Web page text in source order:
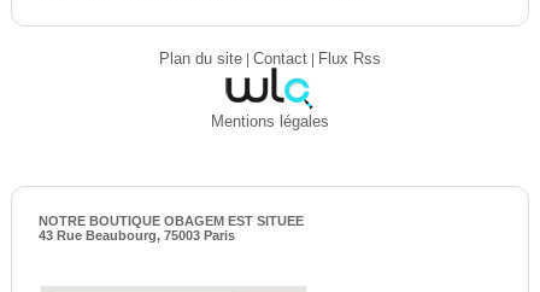
Plan du site| Contact| Flux Rss
Mentions légales
NOTRE BOUTIQUE OBAGEM EST SITUEE
43 Rue Beaubourg, 75003 Paris